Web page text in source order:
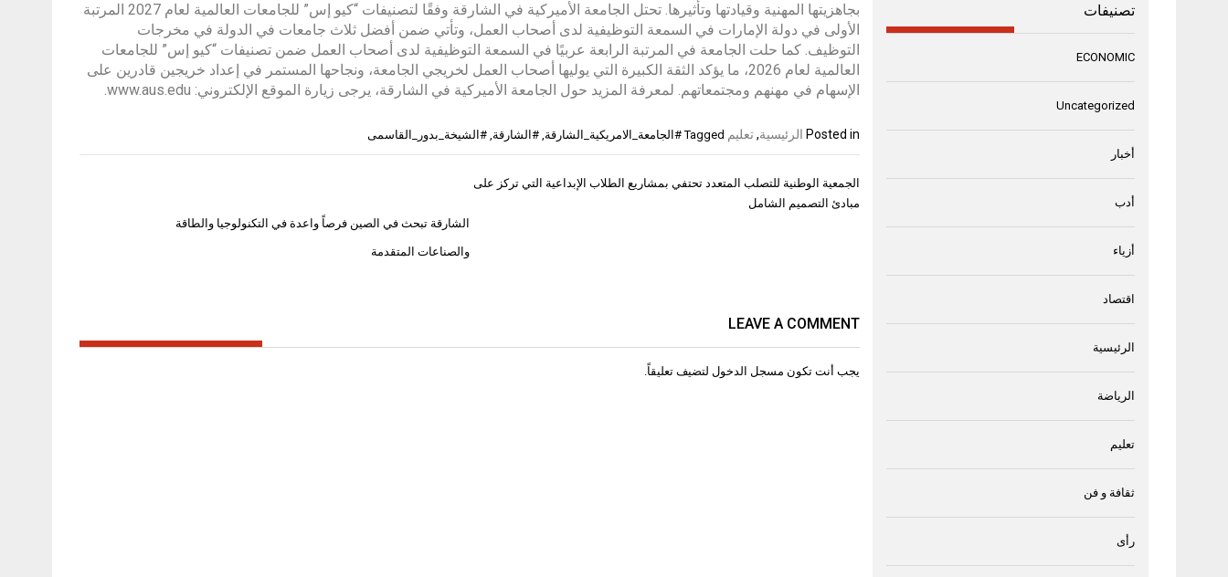
بجاهزيتها المهنية وقيادتها وتأثيرها. تحتل الجامعة الأميركية في الشارقة وفقًا لتصنيفات “كيو إس” للجامعات العالمية لعام 2027 المرتبة
الأولى في دولة الإمارات في السمعة التوظيفية لدى أصحاب العمل، وتأتي ضمن أفضل ثلاث جامعات في الدولة في مخرجات
التوظيف. كما حلت الجامعة في المرتبة الرابعة عربيًا في السمعة التوظيفية لدى أصحاب العمل ضمن تصنيفات “كيو إس” للجامعات
العالمية لعام 2026، ما يؤكد الثقة الكبيرة التي يوليها أصحاب العمل لخريجي الجامعة، ونجاحها المستمر في إعداد خريجين قادرين على
الإسهام في مهنهم ومجتمعاتهم. لمعرفة المزيد حول الجامعة الأميركية في الشارقة، يرجى زيارة الموقع الإلكتروني: www.aus.edu.
Posted in الرئيسية,تعليم Tagged #الجامعة_الامريكية_الشارقة, #الشارقة, #الشيخة_بدور_القاسمى
تصفّح
المقالات
الشارقة تبحث في الصين فرصاً واعدة في التكنولوجيا والطاقة
والصناعات المتقدمة
الجمعية الوطنية للتصلب المتعدد تحتفي بمشاريع الطلاب الإبداعية التي تركز على
مبادئ التصميم الشامل
LEAVE A COMMENT
يجب أنت تكون مسجل الدخول لتضيف تعليقاً.
تصنيفات
ECONOMIC
Uncategorized
أخبار
أدب
أزياء
اقتصاد
الرئيسية
الرياضة
تعليم
ثقافة و فن
رأى